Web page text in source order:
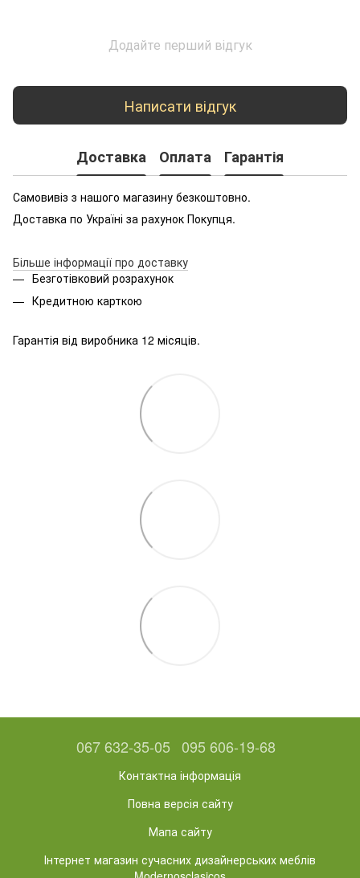
Додайте перший відгук
Написати відгук
Доставка Оплата Гарантія
Самовивіз з нашого магазину безкоштовно.
Доставка по Україні за рахунок Покупця.
Більше інформації про доставку
Безготівковий розрахунок
Кредитною карткою
Гарантія від виробника 12 місяців.
067 632-35-05 095 606-19-68
Контактна інформація
Повна версія сайту
Мапа сайту
Інтернет магазин сучасних дизайнерських меблів